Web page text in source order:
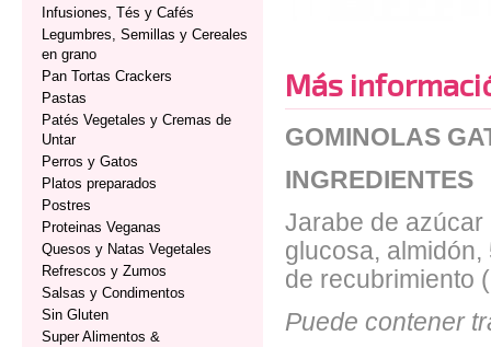
Infusiones, Tés y Cafés
Legumbres, Semillas y Cereales
en grano
Pan Tortas Crackers
Pastas
Patés Vegetales y Cremas de
Untar
Perros y Gatos
Platos preparados
Postres
Proteinas Veganas
Quesos y Natas Vegetales
Refrescos y Zumos
Salsas y Condimentos
Sin Gluten
Super Alimentos &
Más
GOMINOLAS
INGREDIENTES
Jarabe de azúcar
glucosa,
de recubrimiento
Puede contener